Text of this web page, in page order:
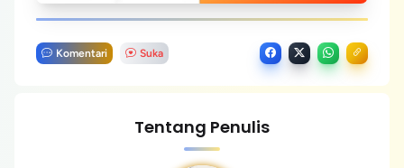
Komentari Suka
Tentang Penulis